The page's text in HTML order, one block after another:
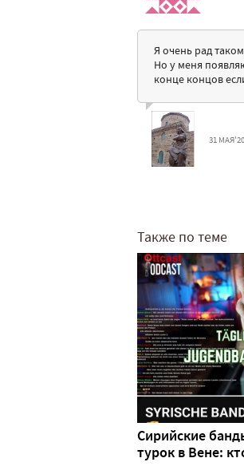
Я очень рад
Но у меня
конце концов
31
Также по теме
Сирийские
турок в Вене: